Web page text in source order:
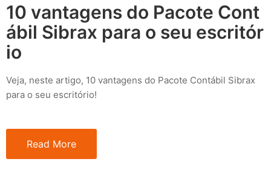
10 vantagens do Pacote Cont
ábil Sibrax para o seu escritór
io
Veja, neste artigo, 10 vantagens do Pacote Contábil Sibrax
para o seu escritório!
Read More